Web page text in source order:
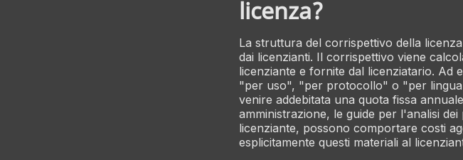
licenza?
La struttura del corrispettivo della
dai licenzianti. Il corrispettivo viene
licenziante e fornite dal licenziatario. Ad
"per uso", "per protocollo" o "per
venire addebitata una quota fissa
amministrazione, le guide per l'analisi
licenziante, possono comportare costi
esplicitamente questi materiali al